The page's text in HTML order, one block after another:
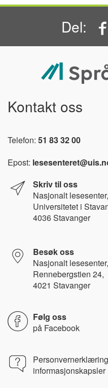
Del:
Kontakt oss
Telefon: 51 83 32 00
Epost:
Skriv til oss
Nasjonalt lesesenter,
Universitetet i
4036 Stavanger
Besøk oss
Nasjonalt lesesenter,
Rennebergstien 24,
4021 Stavanger
Følg oss
på Facebook
informasjonskapsler